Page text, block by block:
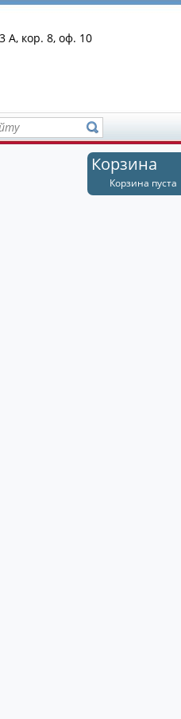
А, кор. 8, оф. 10
Корзина
Корзина пуста